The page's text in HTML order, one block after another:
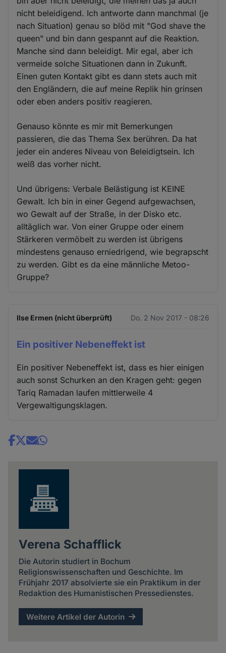
nicht beleidigend. Ich antworte dann manchmal (je
nach Situation) genau so blöd mit "God shave the
queen" und bin dann gespannt auf die Reaktion.
Manche sind dann beleidigt. Mir egal, aber ich
vermeide solche Situationen dann in Zukunft.
Einen guten Kontakt gibt es dann stets auch mit
den Engländern, die auf meine Replik hin grinsen
oder eben anders positiv reagieren.
Genauso könnte es mir mit Bemerkungen
passieren, die das Thema Sex berühren. Da hat
jeder ein anderes Niveau von Beleidigtsein. Ich
weiß das vorher nicht.
Und übrigens: Verbale Belästigung ist KEINE
Gewalt. Ich bin in einer Gegend aufgewachsen,
wo Gewalt auf der Straße, in der Disko etc.
alltäglich war. Von einer Gruppe oder einem
Stärkeren vermöbelt zu werden ist übrigens
mindestens genauso erniedrigend, wie begrapscht
zu werden. Gibt es da eine männliche Metoo-
Gruppe?
Ilse Ermen (nicht überprüft) Do. 2 Nov 2017 - 08:26
Ein positiver Nebeneffekt ist
Ein positiver Nebeneffekt ist, dass es hier einigen
auch sonst Schurken an den Kragen geht: gegen
Tariq Ramadan laufen mittlerweile 4
Vergewaltigungsklagen.
Share
Verena Schafflick
Die Autorin studiert in Bochum
Religionswissenschaften und Geschichte. Im
Frühjahr 2017 absolvierte sie ein Praktikum in der
Redaktion des Humanistischen Pressedienstes.
Weitere Artikel der Autorin